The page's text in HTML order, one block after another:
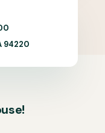
94220